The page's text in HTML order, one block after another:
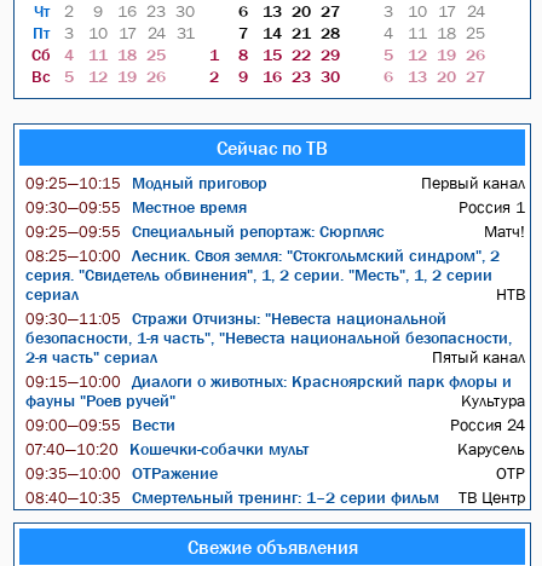
Чт
Пт
Сб
Вс
2
9 16 23 30
3
10 17 24 31
4
11 18 25
5
12 19 26
6
13 20 27
7
14 21
28
1
8 15 22 29
2
9 16 23 30
3
10 17
24
4
11 18 25
5
12 19 26
6
13 20 27
Сейчас по ТВ
09:25—10:15 Модный приговор Первый канал
09:30—09:55 Местное время Россия 1
09:25—09:55 Специальный репортаж: Сюрпляс Матч!
08:25—10:00
Лесник. Своя земля: "Стокгольмский синдром", 2
серия. "Свидетель обвинения", 1, 2 серии. "Месть", 1, 2 серии
сериал
НТВ
09:30—11:05
Стражи Отчизны: "Невеста национальной
безопасности, 1-я часть", "Невеста национальной безопасности,
2-я часть" сериал
Пятый канал
09:15—10:00
Диалоги о животных: Красноярский парк флоры и
фауны "Роев ручей"
Культура
09:00—09:55 Вести Россия 24
07:40—10:20 Кошечки-собачки мульт Карусель
09:35—10:00 ОТРажение ОТР
08:40—10:35 Смертельный тренинг: 1–2 серии фильм ТВ Центр
Свежие объявления